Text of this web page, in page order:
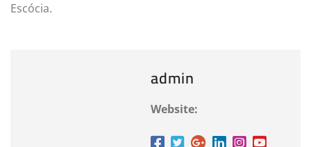
Escócia.
admin
Website: